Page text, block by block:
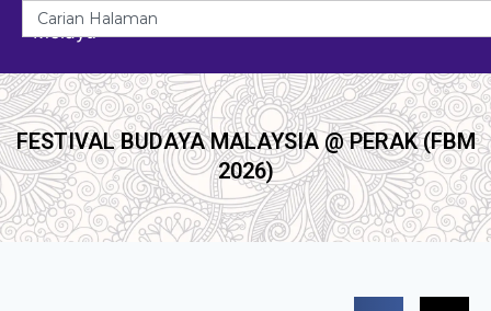
Melayu
FESTIVAL BUDAYA MALAYSIA @ PERAK (FBM
2026)